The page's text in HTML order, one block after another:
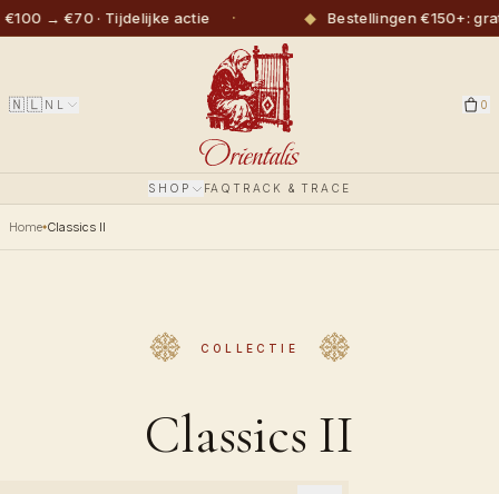
→ €70 · Tijdelijke actie Bestellingen €150+:
🇳🇱 NL 0
SHOP FAQTRACK & TRACE
Home Classics II
COLLECTIE
Classics II